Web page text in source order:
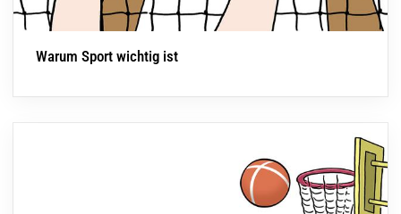
Warum Sport wichtig ist